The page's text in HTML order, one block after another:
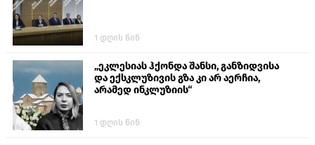
1 დღის წინ
„ეკლესიას ჰქონდა შანსი, განზიდვისა
და ექსკლუზივის გზა კი არ აერჩია,
არამედ ინკლუზიის“
1 დღის წინ